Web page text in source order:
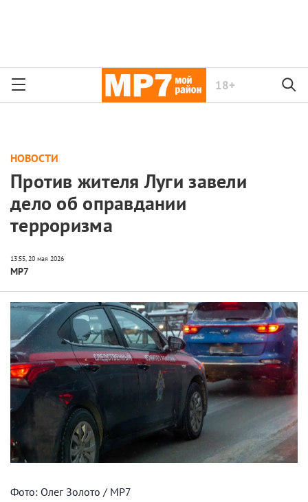
18+
НОВОСТИ
Против жителя Луги завели
дело об оправдании
терроризма
МР7
Фото: Олег Золото / МР7